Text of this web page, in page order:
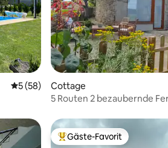
Bewertungen
Durchschnittliche Bewertung: 5 von
5 (58)
Cottage
5 Routen 2 bezaubernde
Beliebter Gäste-Favorit.
Gäste-Favorit